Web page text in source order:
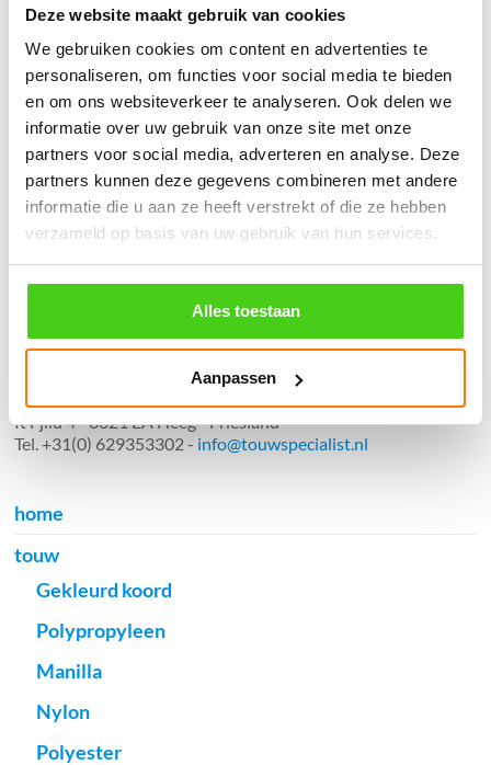
Deze website maakt gebruik van cookies
We gebruiken cookies om content en advertenties te
personaliseren, om functies voor social media te bieden
en om ons websiteverkeer te analyseren. Ook delen we
informatie over uw gebruik van onze site met onze
partners voor social media, adverteren en analyse. Deze
partners kunnen deze gegevens combineren met andere
informatie die u aan ze heeft verstrekt of die ze hebben
verzameld op basis van uw gebruik van hun services.
Alles toestaan
Aanpassen
֍ Deskundig advies en gratis proefstukjes.
֍ Verzending in Nederland, België en Duitsland.
Verzendkosten €5,45, boven €70,- gratis verstuurd
(* gewicht onder 32kg). Binnen 24 uur verstuurd.
Aantal meters worden geleverd aan een stuk.
Specifieke wensen (meerdere lengten) kunt u aangeven bij het
invulveld "Bestelnotities (optioneel)".
© 2009 - 2026 | Touwspecialist.nl
It Fjild 4 - 8621 EA Heeg - Friesland
Tel. +31(0) 629353302 - info@touwspecialist.nl
home
touw
Gekleurd koord
Polypropyleen
Manilla
Nylon
Polyester